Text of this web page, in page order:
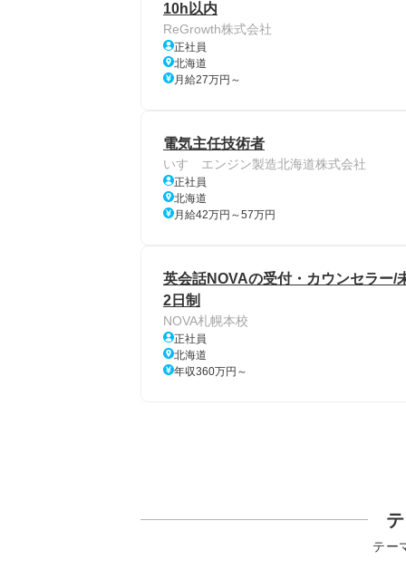
10h以内
ReGrowth株式会社
正社員
北海道
月給27万円～
電気主任技術者
いすゞエンジン製造北海道株式会社
正社員
北海道
月給42万円～57万円
英会話NOVAの受付・カウンセラー/
2日制
NOVA札幌本校
正社員
北海道
年収360万円～
テー